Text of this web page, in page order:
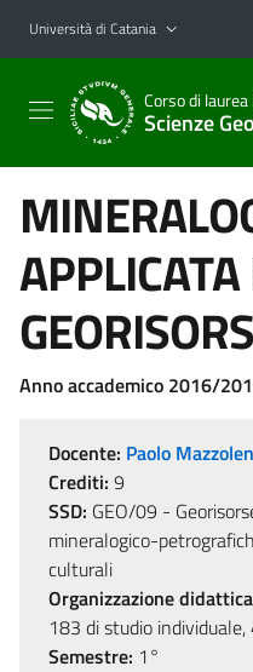
Vai al contenuto principale
Vai al menu di navigazione
Università di Catania
Corso di laurea
Scienze
APPLICATA
Anno accademico 2016/
Docente: Paolo
Crediti: 9
SSD: GEO/09 -
mineralogico-
culturali
Organizzazione
183 di studio
Semestre: 1°